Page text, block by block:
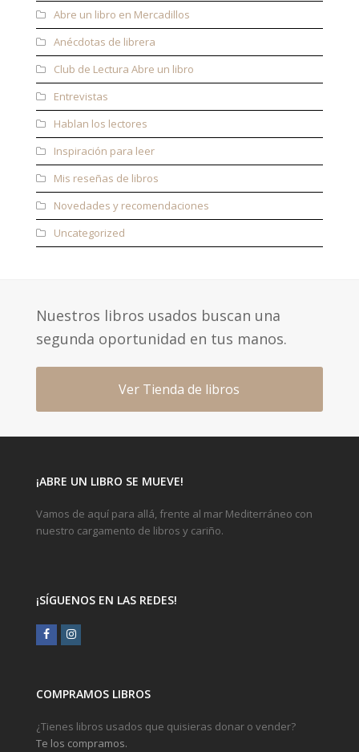
Abre un libro en Mercadillos
Anécdotas de librera
Club de Lectura Abre un libro
Entrevistas
Hablan los lectores
Inspiración para leer
Mis reseñas de libros
Novedades y recomendaciones
Uncategorized
Nuestros libros usados buscan una
segunda oportunidad en tus manos.
Ver Tienda de libros
¡ABRE UN LIBRO SE MUEVE!
Vamos de aquí para allá, frente al mar Mediterráneo con
nuestro cargamento de libros y cariño.
¡SÍGUENOS EN LAS REDES!
FacebookInstagram
COMPRAMOS LIBROS
¿Tienes libros usados que quisieras donar o vender?
Te los compramos.